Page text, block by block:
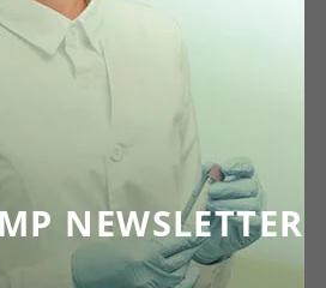
NEWSLETTER